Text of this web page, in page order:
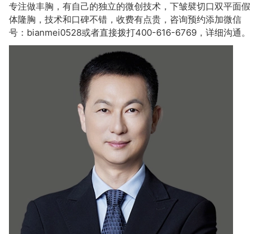
专注做丰胸，有自己的独立的微创技术，下皱襞切口双平面假
体隆胸，技术和口碑不错，收费有点贵，咨询预约添加微信
号：bianmei0528或者直接拨打400-616-6769，详细沟通。